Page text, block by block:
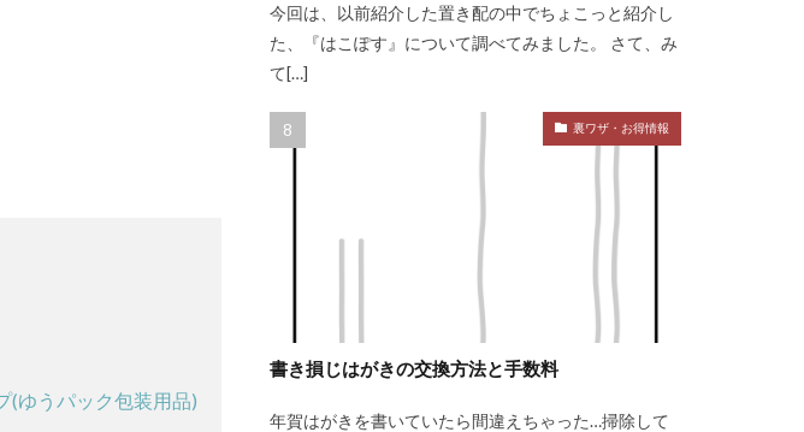
(ゆうパック包装用品)
今回は、以前紹介した置き配の中でちょこっと紹介し
た、『はこぽす』について調べてみました。 さて、み
て[…]
裏ワザ・お得情報
書き損じはがきの交換方法と手数料
年賀はがきを書いていたら間違えちゃった…掃除して